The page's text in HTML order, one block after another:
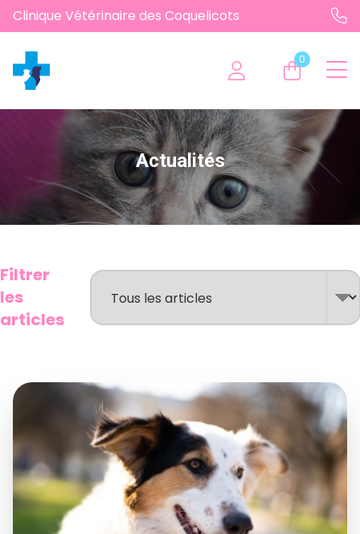
Clinique Vétérinaire des Coquelicots
0
Actualités
Filtrer
les
articles